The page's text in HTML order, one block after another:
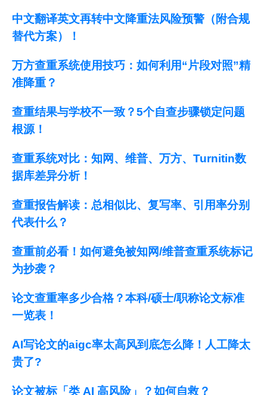
中文翻译英文再转中文降重法风险预警（附合规
替代方案）！
万方查重系统使用技巧：如何利用“片段对照”精
准降重？
查重结果与学校不一致？5个自查步骤锁定问题
根源！
查重系统对比：知网、维普、万方、Turnitin数
据库差异分析！
查重报告解读：总相似比、复写率、引用率分别
代表什么？
查重前必看！如何避免被知网/维普查重系统标记
为抄袭？
论文查重率多少合格？本科/硕士/职称论文标准
一览表！
AI写论文的aigc率太高风到底怎么降！人工降太
贵了?
论文被标「类 AI 高风险」？如何自救？